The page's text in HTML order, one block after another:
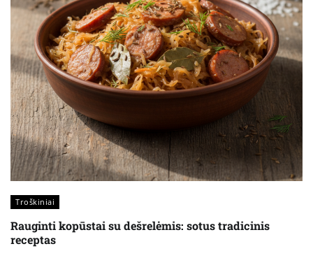
Troškiniai
Rauginti kopūstai su dešrelėmis: sotus tradicinis
receptas